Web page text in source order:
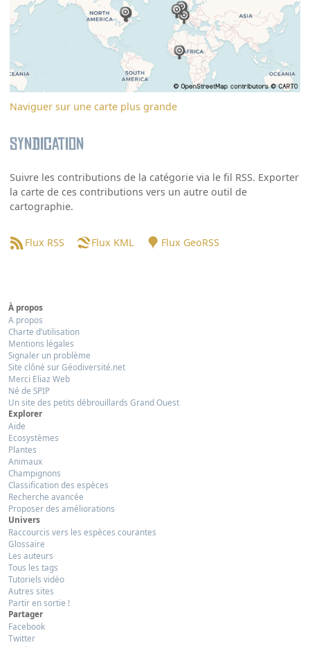
Naviguer sur une carte plus grande
Syndication
Suivre les contributions de la catégorie via le fil RSS. Exporter
la carte de ces contributions vers un autre outil de
cartographie.
Flux RSS Flux KML Flux GeoRSS
À propos
A propos
Charte d’utilisation
Mentions légales
Signaler un problème
Site clôné sur Géodiversité.net
Merci Eliaz Web
Né de SPIP
Un site des petits débrouillards Grand Ouest
Explorer
Aide
Ecosystèmes
Plantes
Animaux
Champignons
Classification des espèces
Recherche avancée
Proposer des améliorations
Univers
Raccourcis vers les espèces courantes
Glossaire
Les auteurs
Tous les tags
Tutoriels vidéo
Autres sites
Partir en sortie !
Partager
Facebook
Twitter